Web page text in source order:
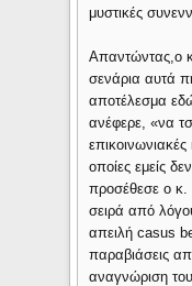
μυστικές
Απαντώντας,ο
σενάρια αυτά
αποτέλεσμα
ανέφερε, «να
επικοινωνιακές
οποίες εμείς
προσέθεσε ο κ.
σειρά από
απειλή casus
παραβιάσεις
αναγνώριση